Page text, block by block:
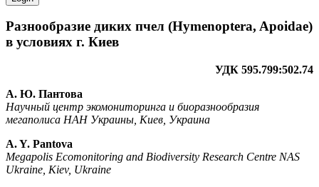
Разнообразие диких пчел (Hymenoptera, Apoidae)
в условиях г. Киев
УДК 595.799:502.74
А. Ю. Пантова
Научный центр экомониторинга и биоразнообразия
мегаполиса НАН Украины, Киев, Украина
A. Y. Pantova
Megapolis Ecomonitoring and Biodiversity Research Centre NAS
Ukraine, Kiev, Ukraine